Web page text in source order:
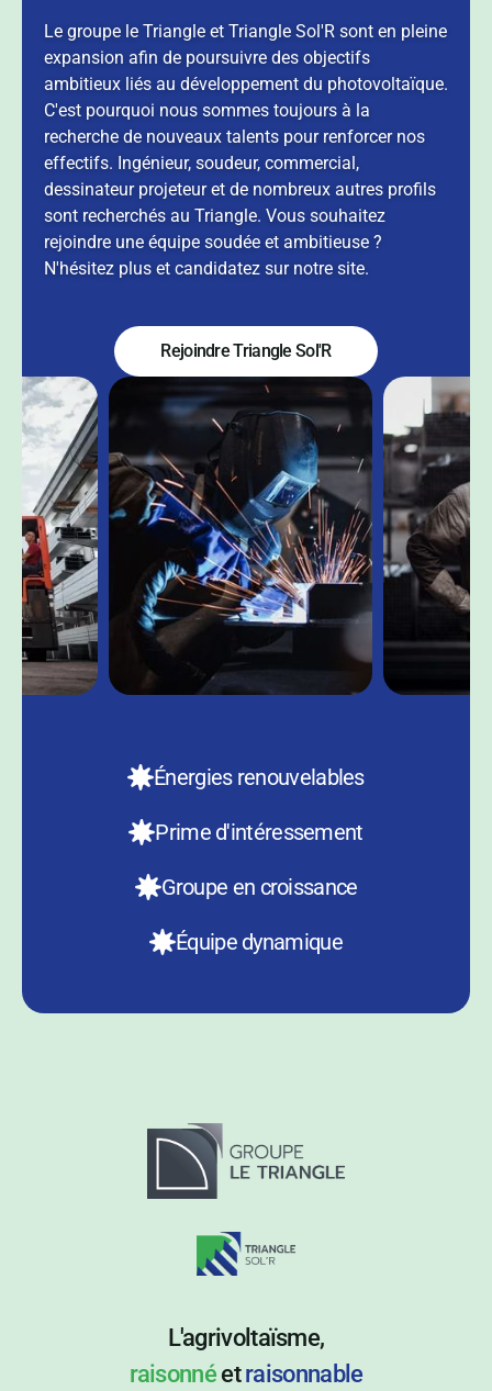
Le groupe le Triangle et Triangle Sol'R sont en pleine
expansion afin de poursuivre des objectifs
ambitieux liés au développement du photovoltaïque.
C'est pourquoi nous sommes toujours à la
recherche de nouveaux talents pour renforcer nos
effectifs. Ingénieur, soudeur, commercial,
dessinateur projeteur et de nombreux autres profils
sont recherchés au Triangle. Vous souhaitez
rejoindre une équipe soudée et ambitieuse ?
N'hésitez plus et candidatez sur notre site.
Rejoindre Triangle Sol'R
Énergies renouvelables
Prime d'intéressement
Groupe en croissance
Équipe dynamique
L'agrivoltaïsme,
raisonné etraisonnable